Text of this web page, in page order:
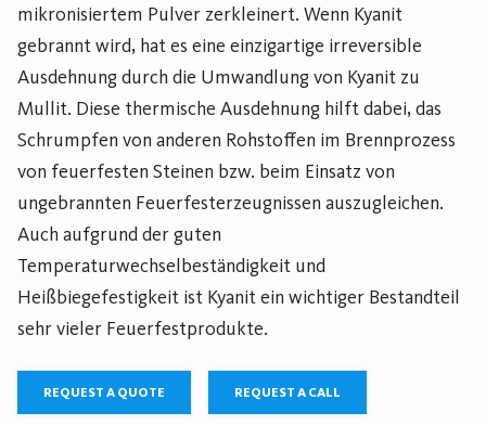
mikronisiertem Pulver zerkleinert. Wenn Kyanit
gebrannt wird, hat es eine einzigartige irreversible
Ausdehnung durch die Umwandlung von Kyanit zu
Mullit. Diese thermische Ausdehnung hilft dabei, das
Schrumpfen von anderen Rohstoffen im Brennprozess
von feuerfesten Steinen bzw. beim Einsatz von
ungebrannten Feuerfesterzeugnissen auszugleichen.
Auch aufgrund der guten
Temperaturwechselbeständigkeit und
Heißbiegefestigkeit ist Kyanit ein wichtiger Bestandteil
sehr vieler Feuerfestprodukte.
REQUEST A QUOTE REQUEST A CALL